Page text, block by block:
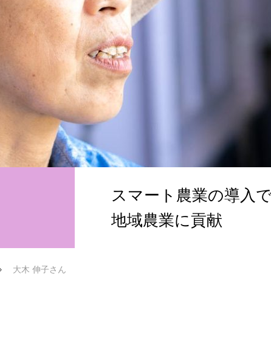
スマート農業の導入
地域農業に貢献
大木 伸子さん